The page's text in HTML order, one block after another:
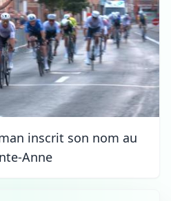
inscrit son nom au
Anne